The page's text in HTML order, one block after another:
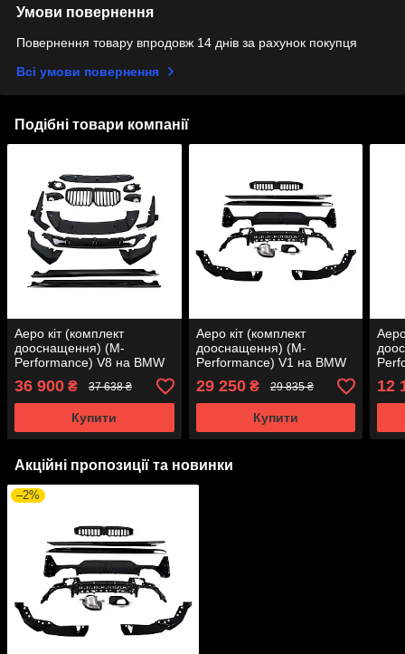
Умови повернення
Повернення товару впродовж 14 днів за рахунок покупця
Всі умови повернення
Подібні товари компанії
Аеро кіт (комплект
дооснащення) (M-
Performance) V8 на BMW
X7 G07 2018-2022 року
36 900 ₴ 37 638 ₴
Купити
Аеро кіт (комплект
дооснащення) (M-
Performance) V1 на BMW
3 Series G20/G21 2022-
2024 року
29 250₴ 29 835 ₴
Купити
3
12
Акційні пропозиції та новинки
–2%